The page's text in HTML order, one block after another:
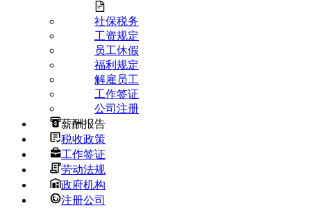
社保税务
工资规定
员工休假
福利规定
解雇员工
工作签证
公司注册
薪酬报告
税收政策
工作签证
劳动法规
政府机构
注册公司